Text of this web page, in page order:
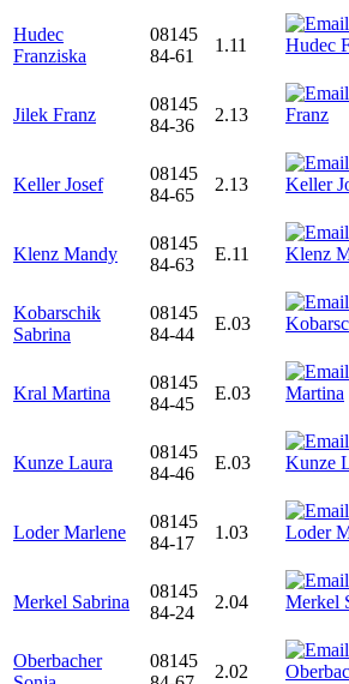
Hudec
Franziska
08145
84-61
1.11
Jilek Franz
08145
84-36
2.13
Keller Josef
08145
84-65
2.13
Klenz Mandy
08145
84-63
E.11
Kobarschik
Sabrina
08145
84-44
E.03
Kral Martina
08145
84-45
E.03
Kunze Laura
08145
84-46
E.03
Loder Marlene
08145
84-17
1.03
Merkel Sabrina
08145
84-24
2.04
Oberbacher
08145
2.02